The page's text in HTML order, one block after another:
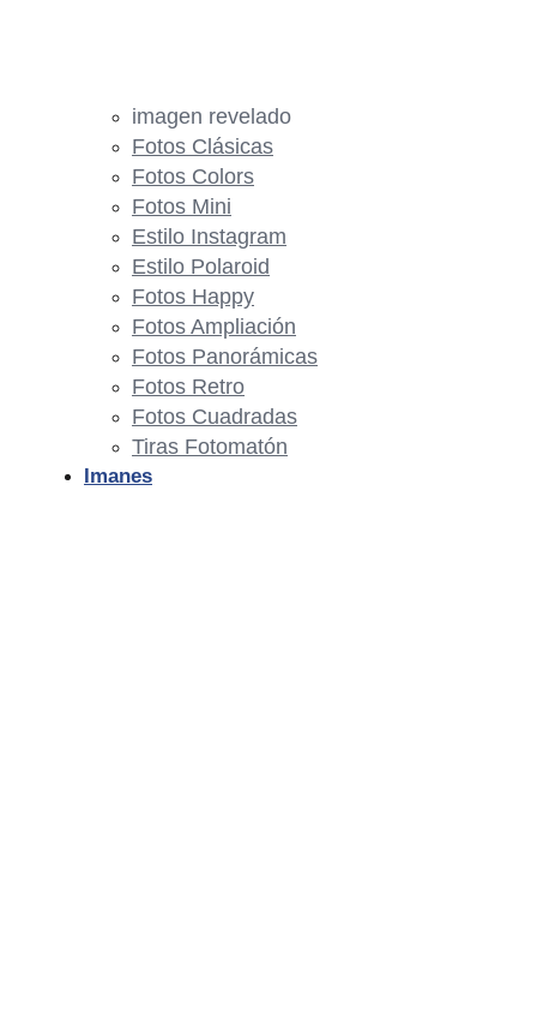
imagen revelado
Fotos Clásicas
Fotos Colors
Fotos Mini
Estilo Instagram
Estilo Polaroid
Fotos Happy
Fotos Ampliación
Fotos Panorámicas
Fotos Retro
Fotos Cuadradas
Tiras Fotomatón
Imanes